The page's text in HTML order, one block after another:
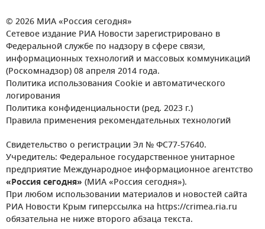
© 2026 МИА «Россия сегодня»
Сетевое издание РИА Новости зарегистрировано в
Федеральной службе по надзору в сфере связи,
информационных технологий и массовых коммуникаций
(Роскомнадзор) 08 апреля 2014 года.
Политика использования Cookie и автоматического
логирования
Политика конфиденциальности (ред. 2023 г.)
Правила применения рекомендательных технологий
Свидетельство о регистрации Эл № ФС77-57640.
Учредитель: Федеральное государственное унитарное
предприятие Международное информационное агентство
«Россия сегодня» (МИА «Россия сегодня»).
При любом использовании материалов и новостей сайта
РИА Новости Крым гиперссылка на https://crimea.ria.ru
обязательна не ниже второго абзаца текста.